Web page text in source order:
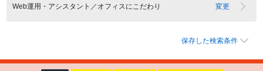
Web運用・アシスタント／オフィスにこだわり 変更
保存した検索条件